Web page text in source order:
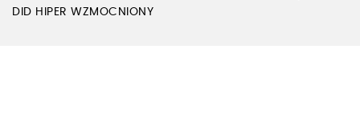
DID HIPER WZMOCNIONY